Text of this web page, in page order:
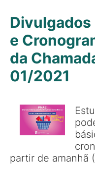
Divulgados
e
da
01/2021
partir de amanhã